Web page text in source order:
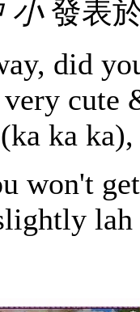
小發表
did
cute
(ka ka
won't